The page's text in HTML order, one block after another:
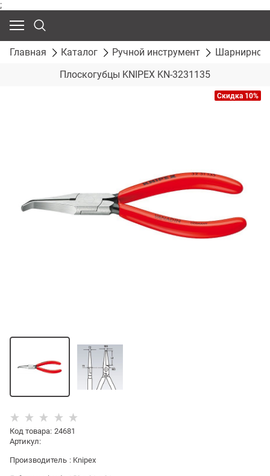
;
Главная Каталог Ручной инструмент
Шарнирно-
Плоскогубцы KNIPEX KN-3231135
Скидка 10%
Код товара: 24681
Артикул:
Производитель : Knipex